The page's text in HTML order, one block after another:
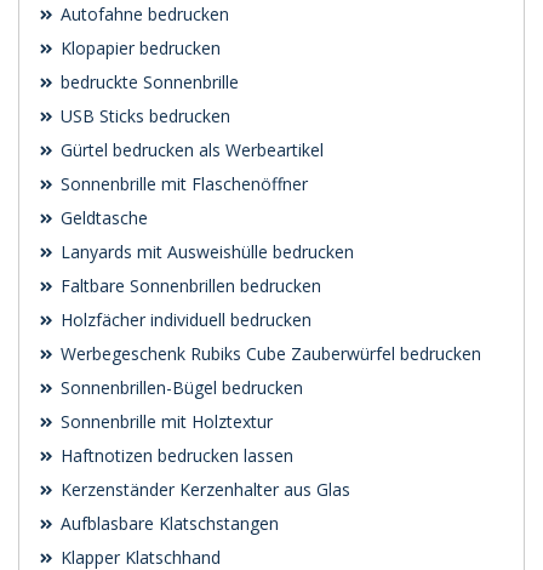
Autofahne bedrucken
Klopapier bedrucken
bedruckte Sonnenbrille
USB Sticks bedrucken
Gürtel bedrucken als Werbeartikel
Sonnenbrille mit Flaschenöffner
Geldtasche
Lanyards mit Ausweishülle bedrucken
Faltbare Sonnenbrillen bedrucken
Holzfächer individuell bedrucken
Werbegeschenk Rubiks Cube Zauberwürfel bedrucken
Sonnenbrillen-Bügel bedrucken
Sonnenbrille mit Holztextur
Haftnotizen bedrucken lassen
Kerzenständer Kerzenhalter aus Glas
Aufblasbare Klatschstangen
Klapper Klatschhand